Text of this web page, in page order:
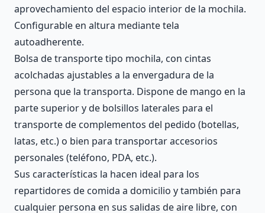
aprovechamiento del espacio interior de la mochila.
Configurable en altura mediante tela
autoadherente.
Bolsa de transporte tipo mochila, con cintas
acolchadas ajustables a la envergadura de la
persona que la transporta. Dispone de mango en la
parte superior y de bolsillos laterales para el
transporte de complementos del pedido (botellas,
latas, etc.) o bien para transportar accesorios
personales (teléfono, PDA, etc.).
Sus características la hacen ideal para los
repartidores de comida a domicilio y también para
cualquier persona en sus salidas de aire libre, con